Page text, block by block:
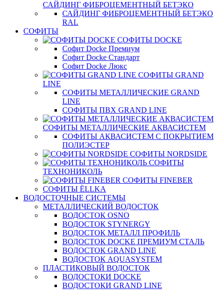
САЙДИНГ ФИБРОЦЕМЕНТНЫЙ БЕТЭКО
САЙДИНГ ФИБРОЦЕМЕНТНЫЙ БЕТЭКО
RAL
СОФИТЫ
СОФИТЫ DOCKE
Софит Docke Премиум
Софит Docke Стандарт
Софит Docke Люкс
СОФИТЫ GRAND
LINE
СОФИТЫ МЕТАЛЛИЧЕСКИЕ GRAND
LINE
СОФИТЫ ПВХ GRAND LINE
СОФИТЫ МЕТАЛЛИЧЕСКИЕ АКВАСИСТЕМ
СОФИТЫ АКВАСИСТЕМ С ПОКРЫТИЕМ
ПОЛИЭСТЕР
СОФИТЫ NORDSIDE
СОФИТЫ
ТЕХНОНИКОЛЬ
СОФИТЫ FINEBER
СОФИТЫ ЁLLKA
ВОДОСТОЧНЫЕ СИСТЕМЫ
МЕТАЛЛИЧЕСКИЙ ВОДОСТОК
ВОДОСТОК OSNO
ВОДОСТОК STYNERGY
ВОДОСТОК МЕТАЛЛ ПРОФИЛЬ
ВОДОСТОК DOCKE ПРЕМИУМ СТАЛЬ
ВОДОСТОК GRAND LINE
ВОДОСТОК AQUASYSTEM
ПЛАСТИКОВЫЙ ВОДОСТОК
ВОДОСТОКИ DOCKE
ВОДОСТОКИ GRAND LINE